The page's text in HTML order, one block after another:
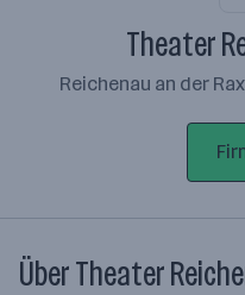
Theater
Reichenau an der
Über Theater